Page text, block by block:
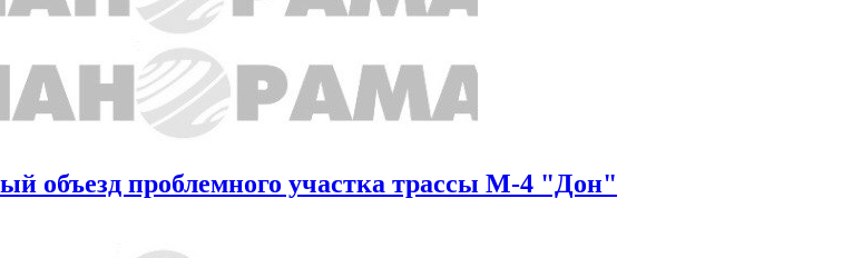
объезд проблемного участка трассы М-4 "Дон"